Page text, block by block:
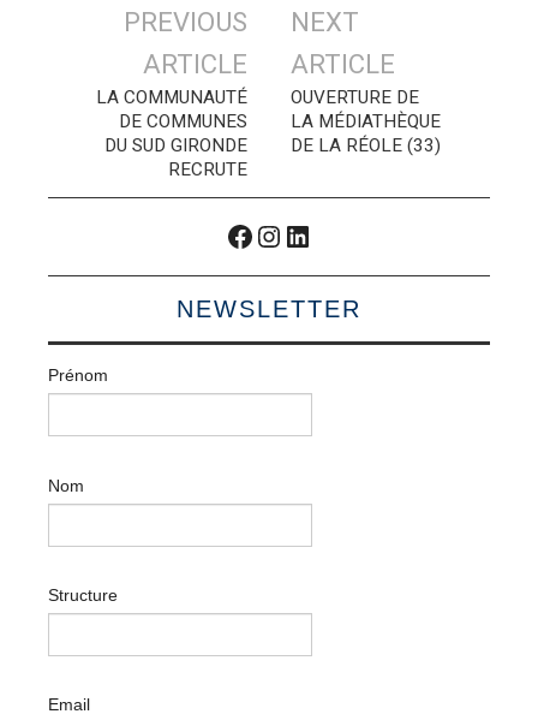
Navigation
articles
PREVIOUS
ARTICLE
LA COMMUNAUTÉ
DE COMMUNES
DU SUD GIRONDE
RECRUTE
NEXT
ARTICLE
OUVERTURE DE
LA MÉDIATHÈQUE
DE LA RÉOLE (33)
Facebook
Instagram
LinkedIn
NEWSLETTER
Prénom
Nom
Structure
Email